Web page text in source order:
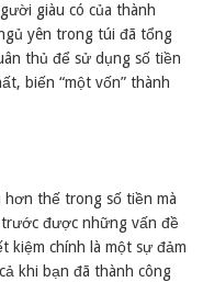
giàu có của thành
yên trong túi đã tổng
thủ để sử dụng số tiền
biến “một vốn” thành
hơn thế trong số tiền mà
được những vấn đề
kiệm chính là một sự đảm
khi bạn đã thành công